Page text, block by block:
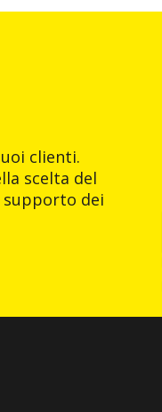
clienti.
scelta del
supporto dei